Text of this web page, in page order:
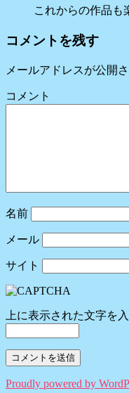
これからの作品も
コメントを残す
メールアドレスが公開
コメント
名前
メール
サイト
上に表示された文字を
Proudly powered by